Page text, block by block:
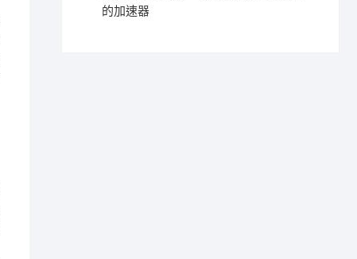
的加速器